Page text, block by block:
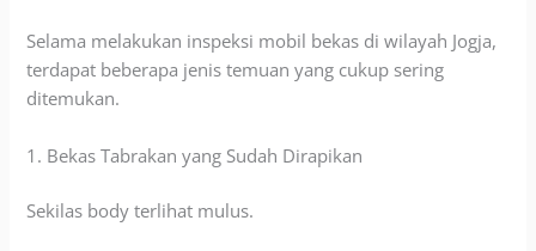
Selama melakukan inspeksi mobil bekas di wilayah Jogja,
terdapat beberapa jenis temuan yang cukup sering
ditemukan.
1. Bekas Tabrakan yang Sudah Dirapikan
Sekilas body terlihat mulus.